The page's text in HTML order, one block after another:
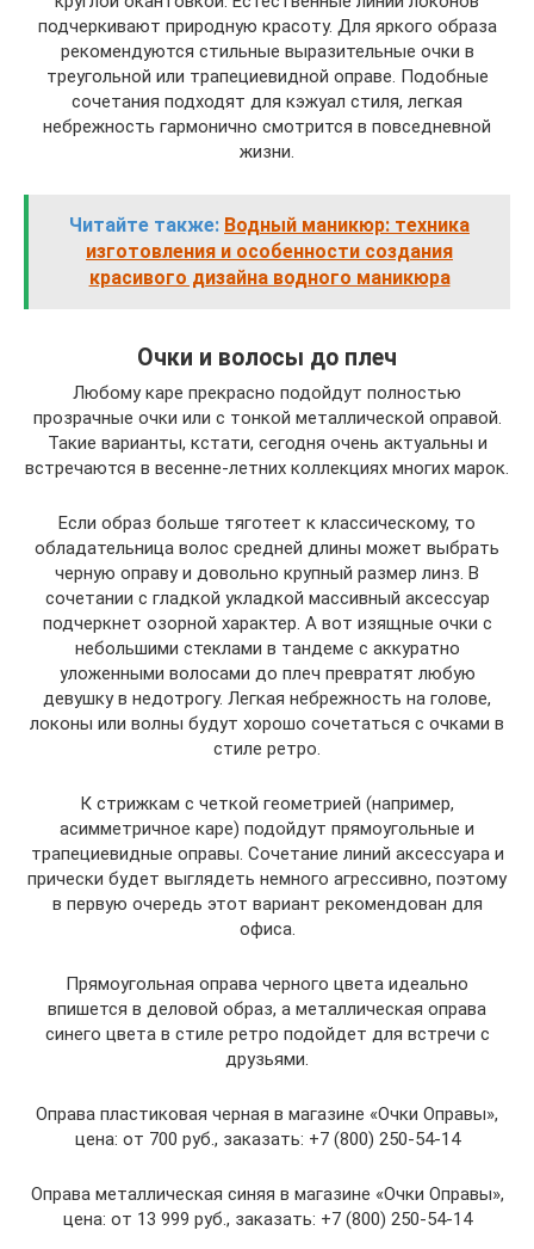
подчеркивают природную красоту. Для яркого образа
рекомендуются стильные выразительные очки в
треугольной или трапециевидной оправе. Подобные
сочетания подходят для кэжуал стиля, легкая
небрежность гармонично смотрится в повседневной
жизни.
Читайте также: Водный маникюр: техника
изготовления и особенности создания
красивого дизайна водного маникюра
Очки и волосы до плеч
Любому каре прекрасно подойдут полностью
прозрачные очки или с тонкой металлической оправой.
Такие варианты, кстати, сегодня очень актуальны и
встречаются в весенне-летних коллекциях многих марок.
Если образ больше тяготеет к классическому, то
обладательница волос средней длины может выбрать
черную оправу и довольно крупный размер линз. В
сочетании с гладкой укладкой массивный аксессуар
подчеркнет озорной характер. А вот изящные очки с
небольшими стеклами в тандеме с аккуратно
уложенными волосами до плеч превратят любую
девушку в недотрогу. Легкая небрежность на голове,
локоны или волны будут хорошо сочетаться с очками в
стиле ретро.
К стрижкам с четкой геометрией (например,
асимметричное каре) подойдут прямоугольные и
трапециевидные оправы. Сочетание линий аксессуара и
прически будет выглядеть немного агрессивно, поэтому
в первую очередь этот вариант рекомендован для
офиса.
Прямоугольная оправа черного цвета идеально
впишется в деловой образ, а металлическая оправа
синего цвета в стиле ретро подойдет для встречи с
друзьями.
Оправа пластиковая черная в магазине «Очки Оправы»,
цена: от 700 руб., заказать: +7 (800) 250-54-14​
Оправа металлическая синяя в магазине «Очки Оправы»,
цена: от 13 999 руб., заказать: +7 (800) 250-54-14​